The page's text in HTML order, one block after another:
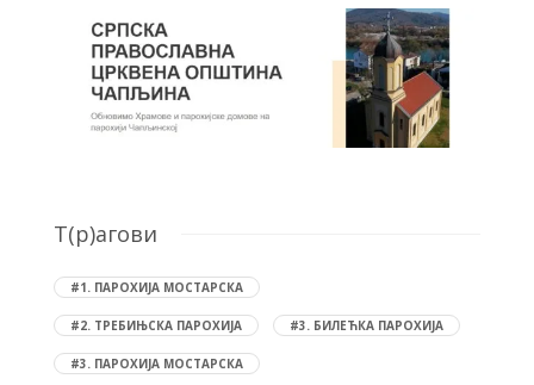
T(р)агови
#1. ПАРОХИЈА МОСТАРСКА
#2. ТРЕБИЊСКА ПАРОХИЈА #3. БИЛЕЋКА ПАРОХИЈА
#3. ПАРОХИЈА МОСТАРСКА